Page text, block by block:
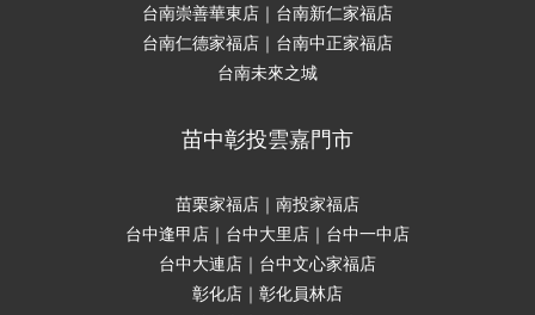
台南崇善華東店｜台南新仁家福店
台南仁德家福店｜台南中正家福店
台南未來之城
苗中彰投雲嘉門市
苗栗家福店｜南投家福店
台中逢甲店｜台中大里店｜台中一中店
台中大連店｜台中文心家福店
彰化店｜彰化員林店